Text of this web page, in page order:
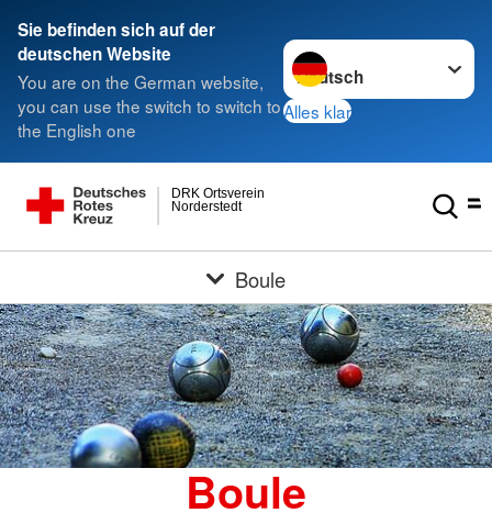
Sie befinden sich auf der
deutschen Website
You are on the German website,
you can use the switch to switch to
the English one
Sprache wechseln zu
Alles klar
Norderstedt
DRK Ortsverein
Boule
Boule